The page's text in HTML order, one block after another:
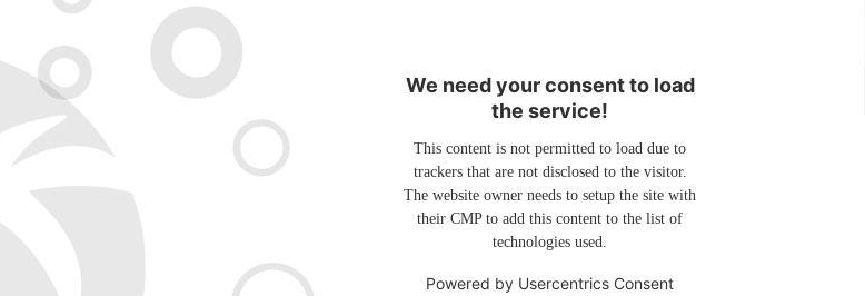
We need your consent to load
the service!
This content is not permitted to load due to
trackers that are not disclosed to the visitor.
The website owner needs to setup the site with
their CMP to add this content to the list of
technologies used.
Powered by Usercentrics Consent